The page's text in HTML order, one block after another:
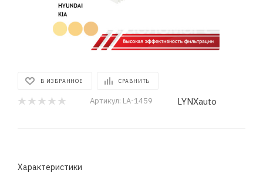
В ИЗБРАННОЕ СРАВНИТЬ
Артикул: LA-1459 LYNXauto
Характеристики